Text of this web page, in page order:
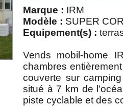
Marque : IRM
Modèle : SUPER
Equipement(s) :
Vends mobil-home
chambres
couverte sur
situé à 7 km de
piste cyclable et des